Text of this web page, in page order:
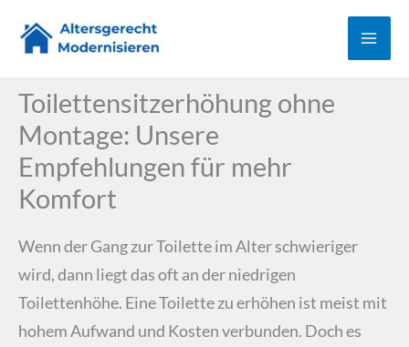
Inhalt
Toilettensitzerhöhung ohne
Montage: Unsere
Empfehlungen für mehr
Komfort
Wenn der Gang zur Toilette im Alter schwieriger
wird, dann liegt das oft an der niedrigen
Toilettenhöhe. Eine Toilette zu erhöhen ist meist mit
hohem Aufwand und Kosten verbunden. Doch es